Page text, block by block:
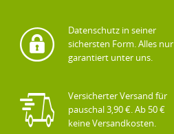
Datenschutz in seiner
sichersten Form. Alles nur
garantiert unter uns.
Versicherter Versand für
pauschal 3,90 €. Ab 50 €
keine Versandkosten.